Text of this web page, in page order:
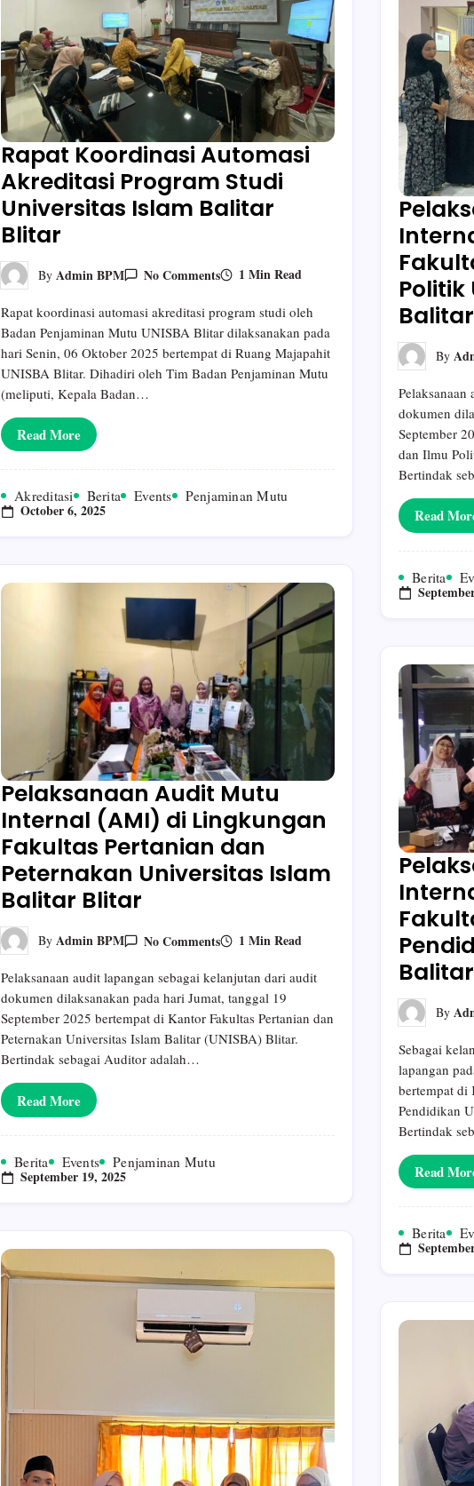
Rapat Koordinasi Automasi
Akreditasi Program Studi
Universitas Islam Balitar
Blitar
By Admin BPM No CommentsOn
Rapat
Automasi
Akreditasi
Program
Studi
Universitas
1 Min Read
Rapat koordinasi automasi akreditasi program studi oleh
Badan Penjaminan Mutu UNISBA Blitar dilaksanakan pada
hari Senin, 06 Oktober 2025 bertempat di Ruang Majapahit
UNISBA Blitar. Dihadiri oleh Tim Badan Penjaminan Mutu
(meliputi, Kepala Badan…
Read More
Akreditasi Berita Events Penjaminan Mutu
October 6, 2025
Pelaksanaan Audit Mutu
Internal (AMI) di Lingkungan
Fakultas Pertanian dan
Peternakan Universitas Islam
Balitar Blitar
By Admin BPM No CommentsOn
Pelaksanaan
Mutu
Internal
(AMI)
Di
Lingkungan
Fakultas
1 Min Read
Pelaksanaan audit lapangan sebagai kelanjutan dari audit
dokumen dilaksanakan pada hari Jumat, tanggal 19
September 2025 bertempat di Kantor Fakultas Pertanian dan
Peternakan Universitas Islam Balitar (UNISBA) Blitar.
Bertindak sebagai Auditor adalah…
Read More
Berita Events Penjaminan Mutu
September 19, 2025
Politik
By
dokumen
September
dan Ilmu
Bertindak
Read
Berita
By
Sebagai
lapangan
bertempat di
Pendidikan
Bertindak
Read
Berita